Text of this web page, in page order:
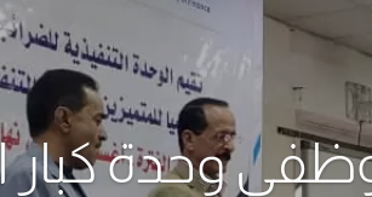
وحدة كبار